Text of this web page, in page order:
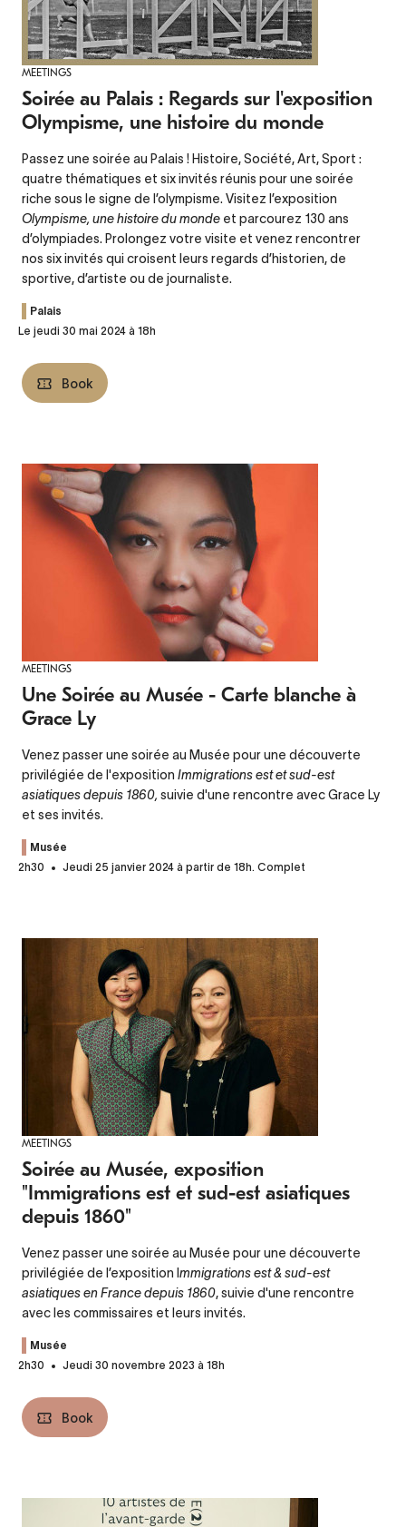
MEETINGS
Soirée au Palais : Regards sur l'exposition
Olympisme, une histoire du monde
Passez une soirée au Palais ! Histoire, Société, Art, Sport :
quatre thématiques et six invités réunis pour une soirée
riche sous le signe de l’olympisme. Visitez l’exposition
Olympisme, une histoire du monde et parcourez 130 ans
d’olympiades. Prolongez votre visite et venez rencontrer
nos six invités qui croisent leurs regards d’historien, de
sportive, d’artiste ou de journaliste.
Palais
Le jeudi 30 mai 2024 à 18h
Book
MEETINGS
Une Soirée au Musée - Carte blanche à
Grace Ly
Venez passer une soirée au Musée pour une découverte
privilégiée de l'exposition Immigrations est et sud-est
asiatiques depuis 1860, suivie d'une rencontre avec Grace Ly
et ses invités.
Musée
2h30
Jeudi 25 janvier 2024 à partir de 18h. Complet
MEETINGS
Soirée au Musée, exposition
"Immigrations est et sud-est asiatiques
depuis 1860"
Venez passer une soirée au Musée pour une découverte
privilégiée de l’exposition I mmigrations est & sud-est
asiatiques en France depuis 1860, suivie d'une rencontre
avec les commissaires et leurs invités.
Musée
2h30
Jeudi 30 novembre 2023 à 18h
Book